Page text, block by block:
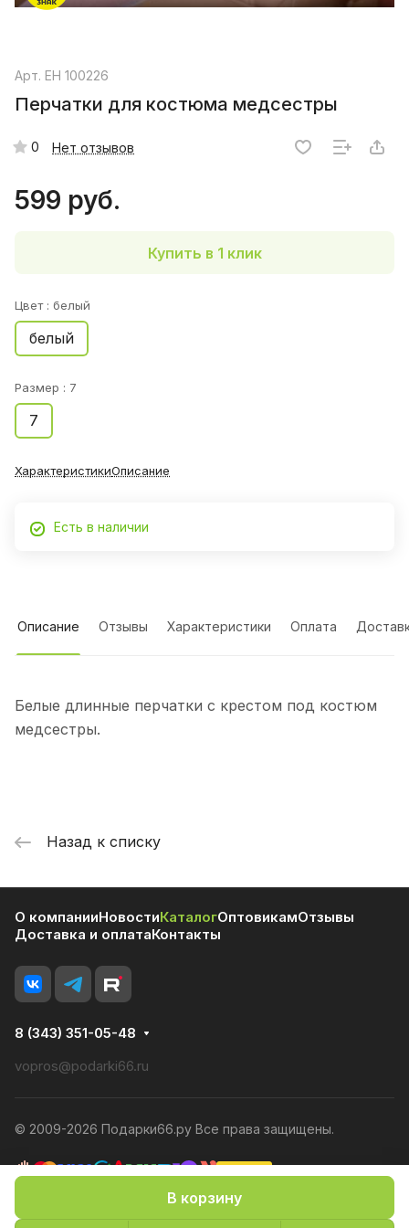
Арт. EH 100226
Перчатки для костюма медсестры
0 Нет отзывов
599 руб.
В корзину
Купить в 1 клик
Цвет : белый
белый
Размер : 7
7
ХарактеристикиОписание
Есть в наличии
Описание Отзывы Характеристики Оплата
Белые длинные перчатки с крестом под костюм
медсестры.
Назад к списку
О компанииНовостиКаталогОптовикамОтзывы
Доставка и оплатаКонтакты
8 (343) 351-05-48
vopros@podarki66.ru
© 2009-2026 Подарки66.ру Все права защищены.
Политика конфиденциальности